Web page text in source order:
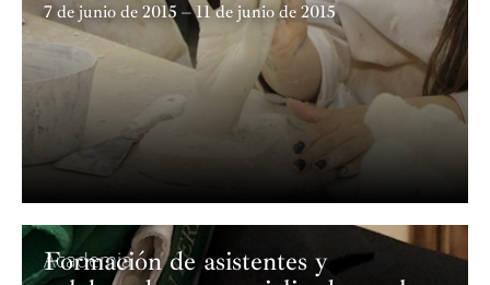
7 de junio de 2015 – 11 de junio de 2015
Academia
Formación de asistentes y